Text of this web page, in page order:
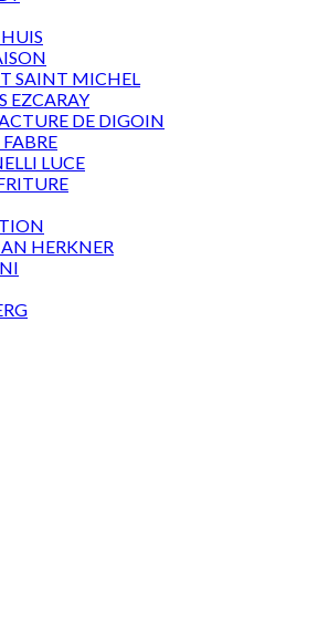
SAINT MICHEL
EZCARAY
DE DIGOIN
LUCE
HERKNER